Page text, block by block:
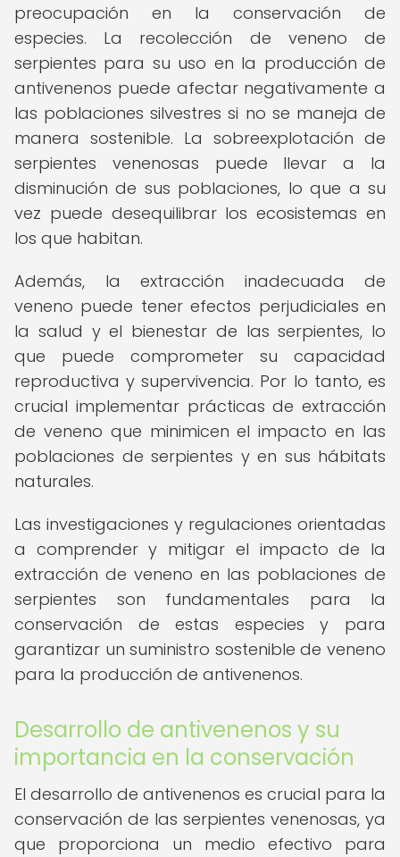
preocupación en la conservación de
especies. La recolección de veneno de
serpientes para su uso en la producción de
antivenenos puede afectar negativamente a
las poblaciones silvestres si no se maneja de
manera sostenible. La sobreexplotación de
serpientes venenosas puede llevar a la
disminución de sus poblaciones, lo que a su
vez puede desequilibrar los ecosistemas en
los que habitan.
Además, la extracción inadecuada de
veneno puede tener efectos perjudiciales en
la salud y el bienestar de las serpientes, lo
que puede comprometer su capacidad
reproductiva y supervivencia. Por lo tanto, es
crucial implementar prácticas de extracción
de veneno que minimicen el impacto en las
poblaciones de serpientes y en sus hábitats
naturales.
Las investigaciones y regulaciones orientadas
a comprender y mitigar el impacto de la
extracción de veneno en las poblaciones de
serpientes son fundamentales para la
conservación de estas especies y para
garantizar un suministro sostenible de veneno
para la producción de antivenenos.
Desarrollo de antivenenos y su
importancia en la conservación
El desarrollo de antivenenos es crucial para la
conservación de las serpientes venenosas, ya
que proporciona un medio efectivo para